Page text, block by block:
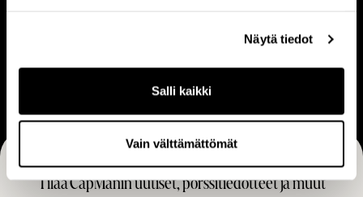
Näytä tiedot
Salli kaikki
Vain välttämättömät
r
t
i
m
i
n
t
r
Ura
Tilaa CapManin uutiset, pörssitiedotteet ja muut